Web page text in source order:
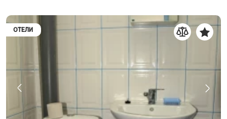
ОТЕЛИ